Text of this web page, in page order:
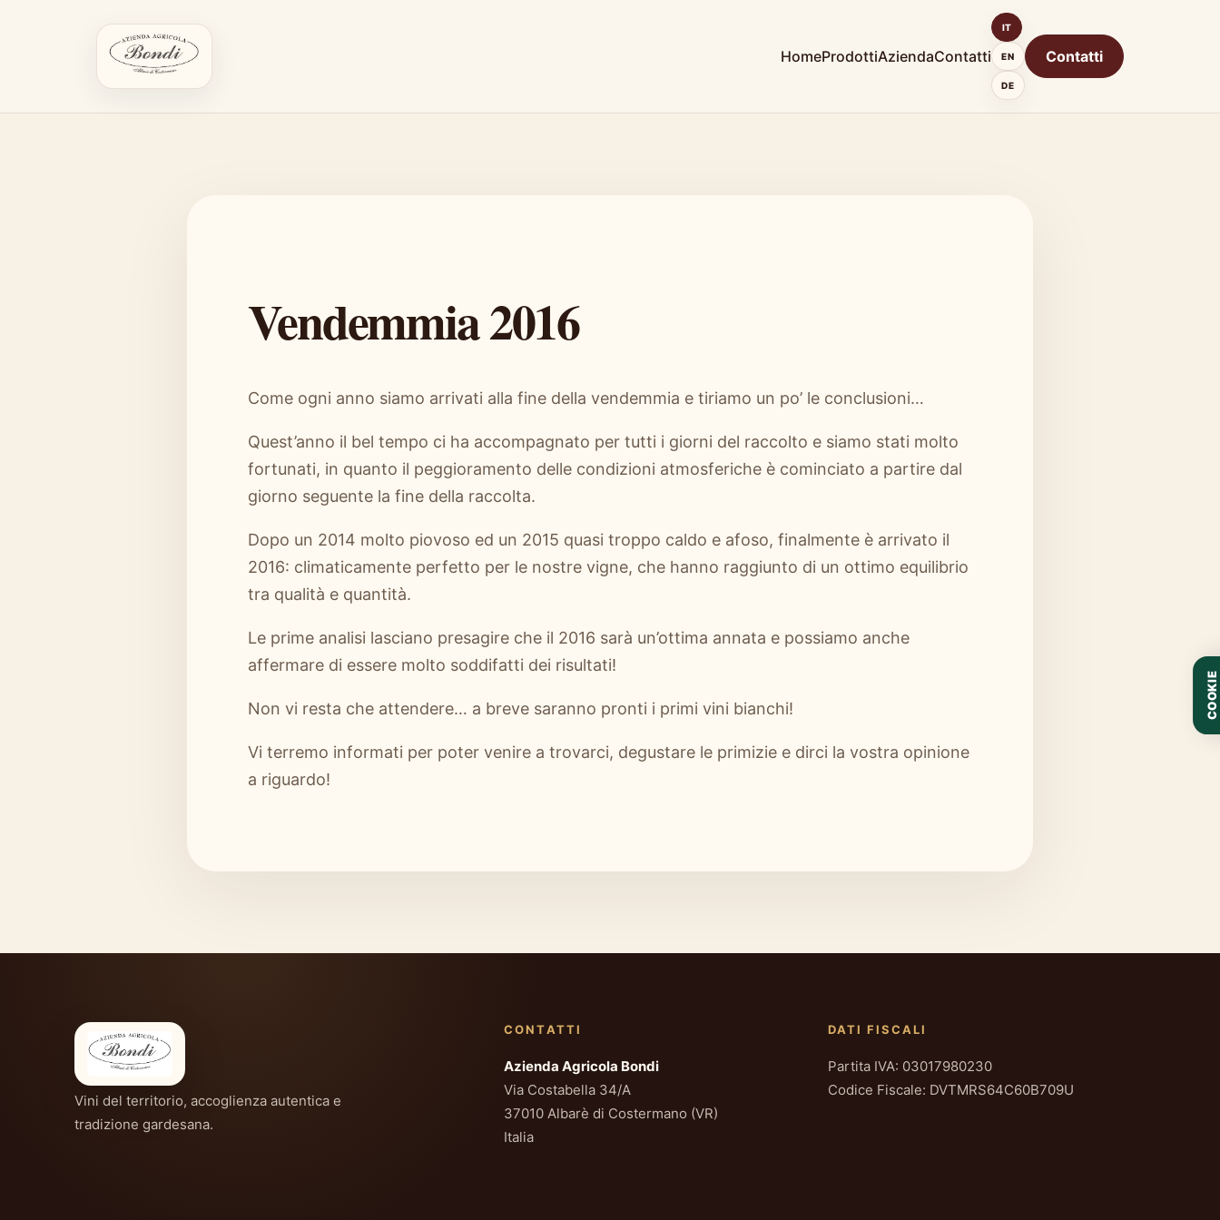
HomeProdottiAziendaContatti
IT
EN
DE
Contatti
Vendemmia 2016
Come ogni anno siamo arrivati alla fine della vendemmia e tiriamo un po’ le conclusioni…
Quest’anno il bel tempo ci ha accompagnato per tutti i giorni del raccolto e siamo stati molto
fortunati, in quanto il peggioramento delle condizioni atmosferiche è cominciato a partire dal
giorno seguente la fine della raccolta.
Dopo un 2014 molto piovoso ed un 2015 quasi troppo caldo e afoso, finalmente è arrivato il
2016: climaticamente perfetto per le nostre vigne, che hanno raggiunto di un ottimo equilibrio
tra qualità e quantità.
Le prime analisi lasciano presagire che il 2016 sarà un’ottima annata e possiamo anche
affermare di essere molto soddifatti dei risultati!
Non vi resta che attendere… a breve saranno pronti i primi vini bianchi!
Vi terremo informati per poter venire a trovarci, degustare le primizie e dirci la vostra opinione
a riguardo!
Vini del territorio, accoglienza autentica e
tradizione gardesana.
CONTATTI
Azienda Agricola Bondi
Via Costabella 34/A
37010 Albarè di Costermano (VR)
Italia
DATI FISCALI
Partita IVA: 03017980230
Codice Fiscale: DVTMRS64C60B709U
COOKIE